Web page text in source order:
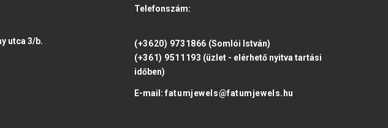
utca 3/b.
Telefonszám:
(+3620) 9731866 (Somlói István)
(+361) 9511193 (üzlet - elérhető nyitva tartási
időben)
E-mail:fatumjewels@fatumjewels.hu